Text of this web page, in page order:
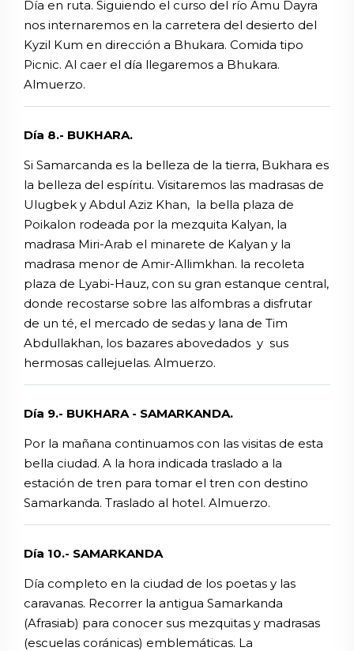
Día en ruta. Siguiendo el curso del río Amu Dayra
nos internaremos en la carretera del desierto del
Kyzil Kum en dirección a Bhukara. Comida tipo
Picnic. Al caer el día llegaremos a Bhukara.
Almuerzo.
Día 8.- BUKHARA.
Si Samarcanda es la belleza de la tierra, Bukhara es
la belleza del espíritu. Visitaremos las madrasas de
Ulugbek y Abdul Aziz Khan, la bella plaza de
Poikalon rodeada por la mezquita Kalyan, la
madrasa Miri-Arab el minarete de Kalyan y la
madrasa menor de Amir-Allimkhan. la recoleta
plaza de Lyabi-Hauz, con su gran estanque central,
donde recostarse sobre las alfombras a disfrutar
de un té, el mercado de sedas y lana de Tim
Abdullakhan, los bazares abovedados y sus
hermosas callejuelas. Almuerzo.
Día 9.- BUKHARA - SAMARKANDA.
Por la mañana continuamos con las visitas de esta
bella ciudad. A la hora indicada traslado a la
estación de tren para tomar el tren con destino
Samarkanda. Traslado al hotel. Almuerzo.
Día 10.- SAMARKANDA
Día completo en la ciudad de los poetas y las
caravanas. Recorrer la antigua Samarkanda
(Afrasiab) para conocer sus mezquitas y madrasas
(escuelas coránicas) emblemáticas. La